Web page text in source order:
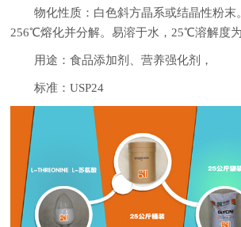
物化性质：白色斜方晶系或结晶性粉末
256℃熔化并分解。易溶于水，25℃溶解度为
用途：食品添加剂、营养强化剂，
标准：USP24